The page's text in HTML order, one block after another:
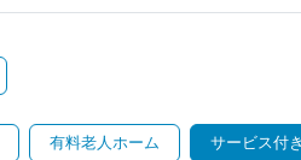
有料老人ホーム サービス付